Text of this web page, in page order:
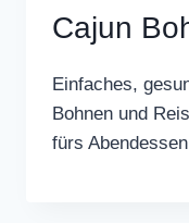
Cajun
Einfaches,
Bohnen und
fürs